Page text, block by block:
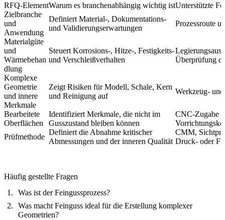
RFQ-ElementWarum es branchenabhängig wichtig istUnterstützte
Zielbranche
und
Anwendung
Definiert Material-, Dokumentations-
und Validierungserwartungen
Prozessroute
Materialgüte
und
Wärmebehan
dlung
Steuert Korrosions-, Hitze-, Festigkeits-
und Verschleißverhalten
Überprüfung
Komplexe
Geometrie
und innere
Merkmale
Zeigt Risiken für Modell, Schale, Kern
und Reinigung auf
Werkzeug-
Bearbeitete
Oberflächen
Identifiziert Merkmale, die nicht im
Gusszustand bleiben können
CNC-Zugabe
Prüfmethode
Definiert die Abnahme kritischer
Abmessungen und der inneren Qualität
CMM,
Druck- oder
Häufig gestellte Fragen
Was ist der Feingussprozess?
Was macht Feinguss ideal für die Erstellung komplexer
Geometrien?